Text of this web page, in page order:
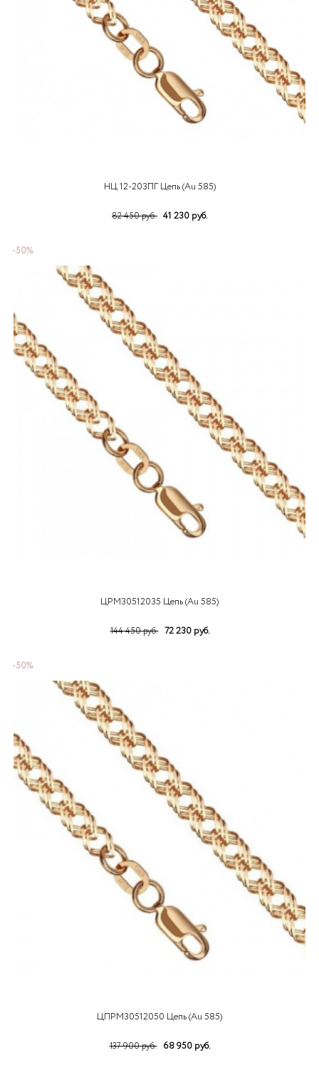
НЦ 12-203ПГ Цепь (Au 585)
82 450 руб. 41 230 руб.
-50%
ЦРМ30512035 Цепь (Au 585)
144 450 руб. 72 230 руб.
-50%
ЦПРМ30512050 Цепь (Au 585)
137 900 руб. 68 950 руб.